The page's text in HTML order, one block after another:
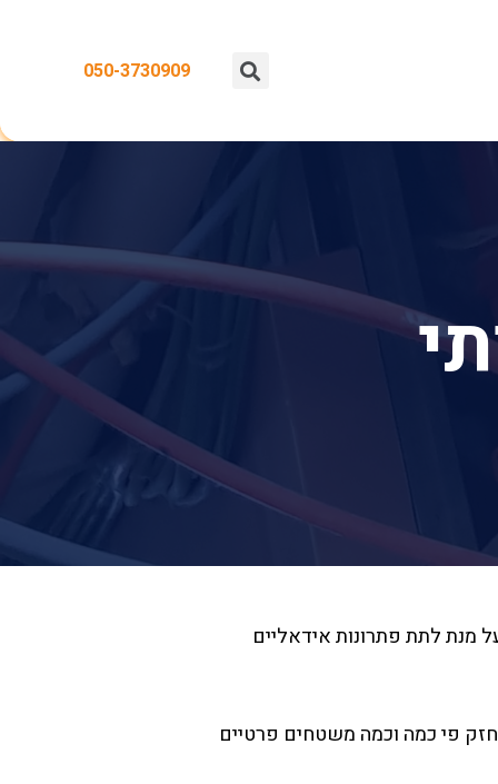
050-3730909
מנת לתת פתרונות אידאליים
חזק פי כמה וכמה משטחים פרטיים